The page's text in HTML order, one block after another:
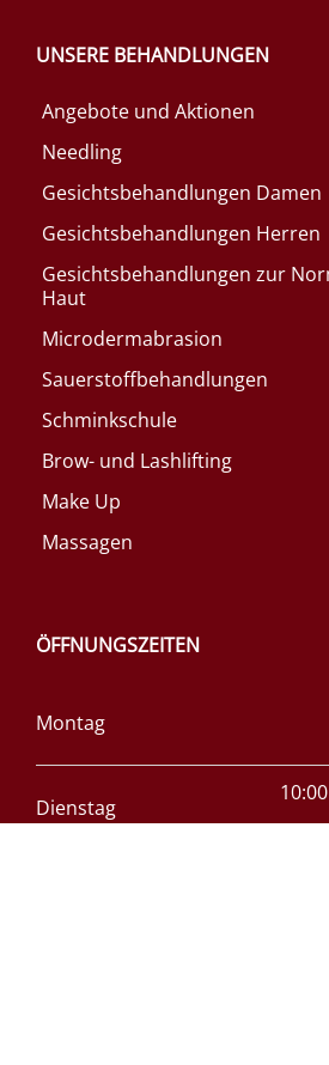
UNSERE BEHANDLUNGEN
Angebote und Aktionen
Needling
Gesichtsbehandlungen Damen
Gesichtsbehandlungen Herren
Gesichtsbehandlungen zur
Haut
Microdermabrasion
Sauerstoffbehandlungen
Schminkschule
Brow- und Lashlifting
Make Up
Massagen
ÖFFNUNGSZEITEN
Montag
Dienstag